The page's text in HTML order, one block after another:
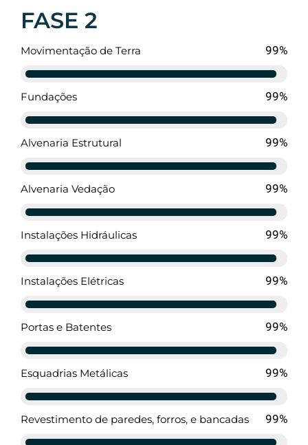
FASE 2
Movimentação de Terra 94%
Fundações 94%
Alvenaria Estrutural 94%
Alvenaria Vedação 94%
Instalações Hidráulicas 94%
Instalações Elétricas 99%
Portas e Batentes 94%
Esquadrias Metálicas 94%
Revestimento de paredes, forros, e bancadas 94%